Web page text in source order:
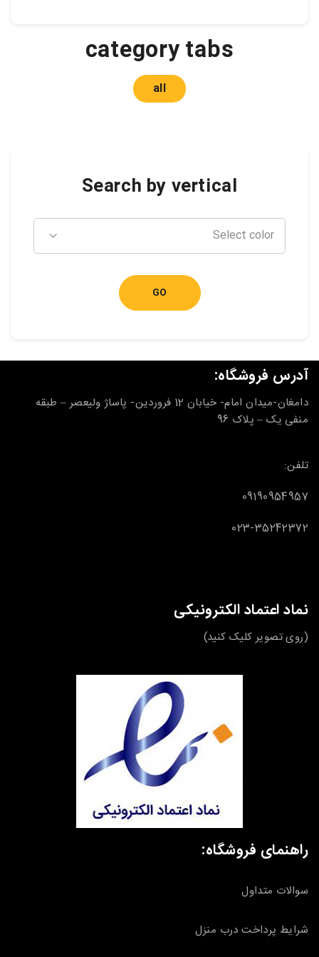
category tabs
all
Search by vertical
آدرس فروشگاه:
دامغان-میدان امام- خیابان 12 فروردین- پاساژ ولیعصر – طبقه
منفی یک – پلاک 96
تلفن:
09190954957
023-35242372
نماد اعتماد الکترونیکی
(روی تصویر کلیک کنید)
راهنمای فروشگاه:
سوالات متداول
شرایط پرداخت درب منزل